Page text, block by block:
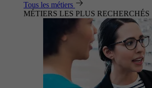
Tous les métiers
MÉTIERS LES PLUS RECHERCHÉS